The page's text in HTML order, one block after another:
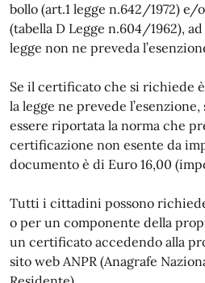
bollo (art.1 legge n.642/1972)
(tabella D Legge n.604/1962),
legge non ne preveda
Se il certificato che si richiede
la legge ne prevede
essere riportata la norma che
certificazione non esente da
documento è di Euro 16,00
Tutti i cittadini possono
o per un componente della
un certificato accedendo alla
sito web ANPR (Anagrafe